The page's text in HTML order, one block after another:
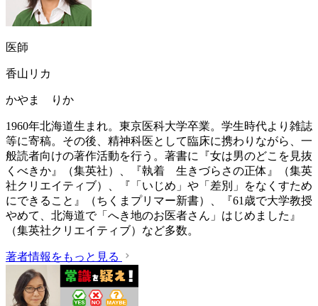
医師
香山リカ
かやま りか
1960年北海道生まれ。東京医科大学卒業。学生時代より雑誌
等に寄稿。その後、精神科医として臨床に携わりながら、一
般読者向けの著作活動を行う。著書に『女は男のどこを見抜
くべきか』（集英社）、『執着 生きづらさの正体』（集英
社クリエイティブ）、『「いじめ」や「差別」をなくすため
にできること』（ちくまプリマー新書）、『61歳で大学教授
やめて、北海道で「へき地のお医者さん」はじめました』
（集英社クリエイティブ）など多数。
著者情報をもっと見る